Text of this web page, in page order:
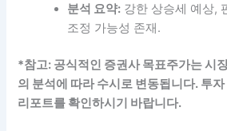
분석 요약: 강한 상승세 예상,
조정 가능성 존재.
*참고: 공식적인 증권사 목표주가는 시
의 분석에 따라 수시로 변동됩니다. 투
리포트를 확인하시기 바랍니다.